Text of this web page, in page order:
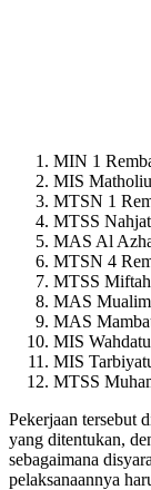
MIN 1
MIS
MTSN 1
MTSS
MAS Al
MTSN 4
MTSS
MAS
MAS
MIS
MIS
MTSS
Pekerjaan tersebut
yang ditentukan,
sebagaimana
pelaksanaannya